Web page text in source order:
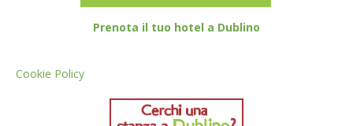
Prenota il tuo hotel a Dublino
Cookie Policy